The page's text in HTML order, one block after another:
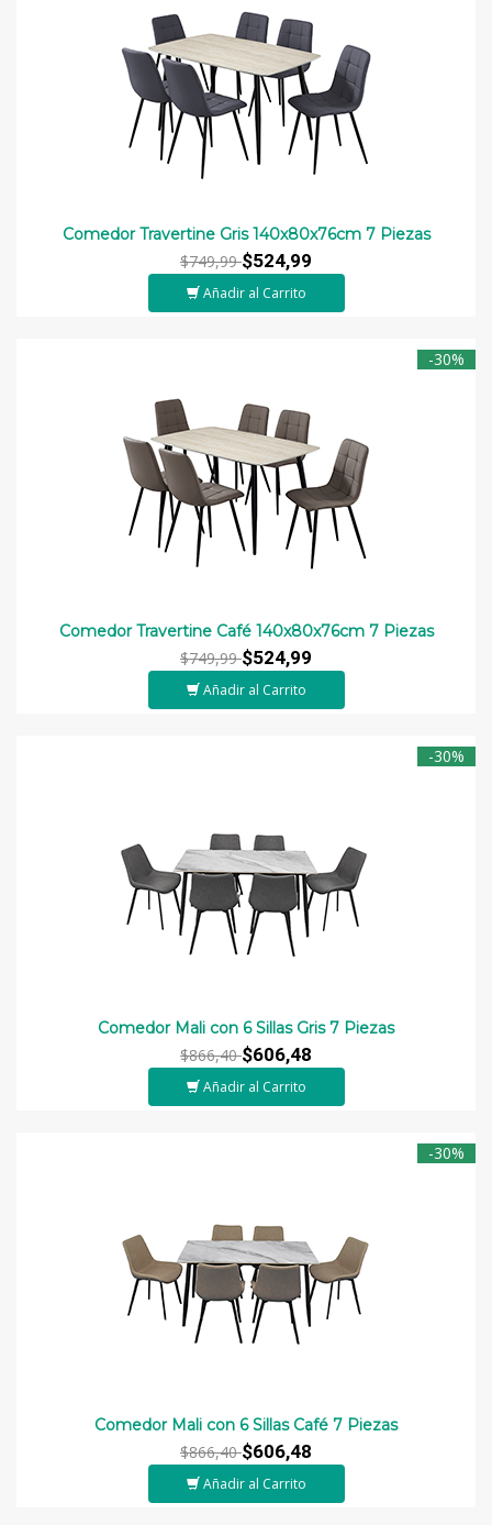
Comedor Travertine Gris 140x80x76cm 7 Piezas
$749,99$524,99
Añadir al Carrito
-30%
Comedor Travertine Café 140x80x76cm 7 Piezas
$749,99$524,99
Añadir al Carrito
-30%
Comedor Mali con 6 Sillas Gris 7 Piezas
$866,40$606,48
Añadir al Carrito
-30%
Comedor Mali con 6 Sillas Café 7 Piezas
$866,40$606,48
Añadir al Carrito